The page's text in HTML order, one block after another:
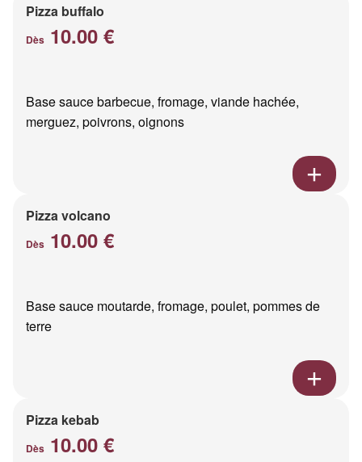
Pizza buffalo
Dès 10.00 €
Base sauce barbecue, fromage, viande hachée,
merguez, poivrons, oignons
Pizza volcano
Dès 10.00 €
Base sauce moutarde, fromage, poulet, pommes de
terre
Pizza kebab
Dès 10.00 €